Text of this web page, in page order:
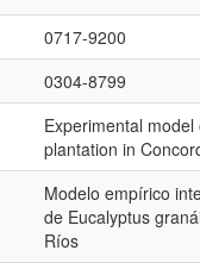
0717-9200
0304-8799
Experimental
plantation in
Modelo empírico
de Eucalyptus
Ríos